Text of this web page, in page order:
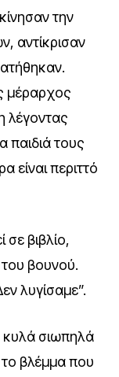
την
αντίκρισαν
μέραρχος
λέγοντας
τους
είναι περιττό
σε βιβλίο,
βουνού.
λυγίσαμε”.
κυλά σιωπηλά
το βλέμμα που